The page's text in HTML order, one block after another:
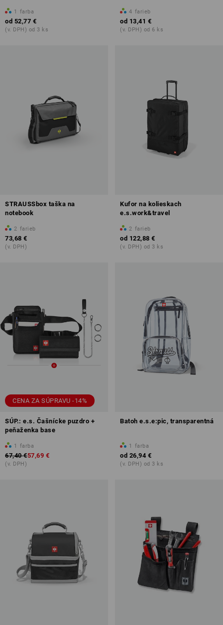
1 farba
od 52,77 €
(v. DPH) od 3 ks
4 farieb
od 13,41 €
(v. DPH) od 6 ks
STRAUSSbox taška na
notebook
2 farieb
73,68 €
(v. DPH)
Kufor na kolieskach
e.s.work&travel
2 farieb
od 122,88 €
(v. DPH) od 3 ks
CENA ZA SÚPRAVU -14%
SÚP.: e.s. Čašnícke puzdro +
peňaženka base
1 farba
67,40 €57,69 €
(v. DPH)
Batoh e.s.e:pic, transparentná
1 farba
od 26,94 €
(v. DPH) od 3 ks